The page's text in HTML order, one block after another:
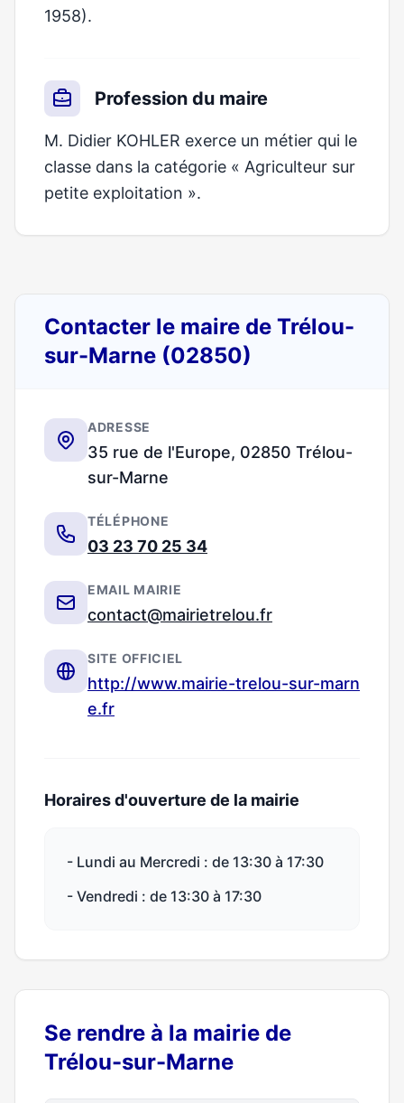
1958).
Profession du maire
M. Didier KOHLER exerce un métier qui le
classe dans la catégorie « Agriculteur sur
petite exploitation ».
Contacter le maire de Trélou-
sur-Marne (02850)
ADRESSE
35 rue de l'Europe, 02850 Trélou-
sur-Marne
TÉLÉPHONE
03 23 70 25 34
EMAIL MAIRIE
contact@mairietrelou.fr
SITE OFFICIEL
http://www.mairie-trelou-sur-marn
e.fr
Horaires d'ouverture de la mairie
- Lundi au Mercredi : de 13:30 à 17:30
- Vendredi : de 13:30 à 17:30
Se rendre à la mairie de
Trélou-sur-Marne